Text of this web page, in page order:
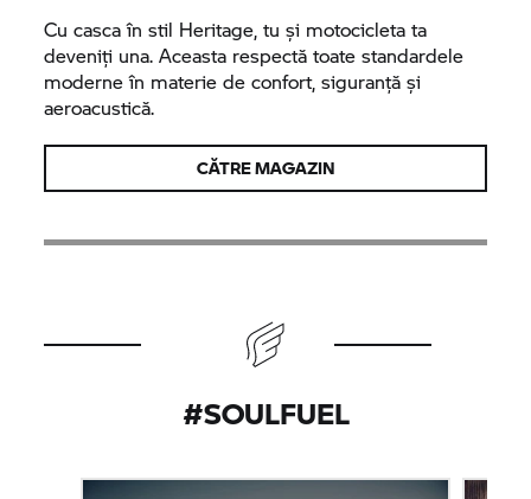
Cu casca în stil Heritage, tu și motocicleta ta
deveniți una. Aceasta respectă toate standardele
moderne în materie de confort, siguranță și
aeroacustică.
CĂTRE MAGAZIN
#SOULFUEL